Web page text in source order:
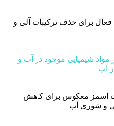
برای حذف ترکیبات آلی و
مواد شیمیایی موجود در آب و
آب
اسمز معکوس برای کاهش
و شوری آب